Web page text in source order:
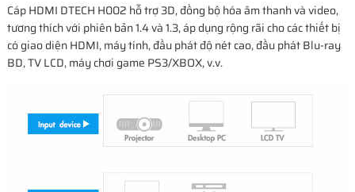
Cáp HDMI DTECH H002 hỗ trợ 3D, đồng bộ hóa âm thanh và video,
tương thích với phiên bản 1.4 và 1.3, áp dụng rộng rãi cho các thiết bị
có giao diện HDMI, máy tính, đầu phát độ nét cao, đầu phát Blu-ray
BD, TV LCD, máy chơi game PS3/XBOX, v.v.